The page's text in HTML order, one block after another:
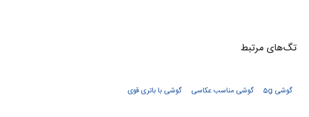
تگ‌های‌ مرتبط
گوشی 5g گوشی مناسب عکاسی گوشی با باتری قوی